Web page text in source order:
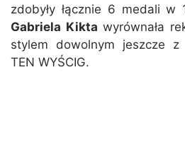
zdobyły łącznie 6 medali w
Gabriela Kikta wyrównała
stylem dowolnym jeszcze z
TEN WYŚCIG.